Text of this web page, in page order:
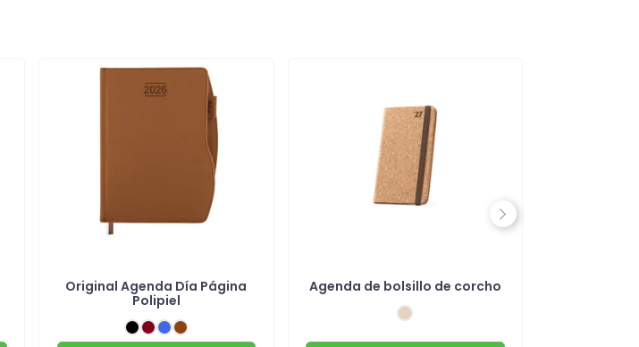
Original Agenda Día Página
Polipiel
Agenda de bolsillo de corcho
Next